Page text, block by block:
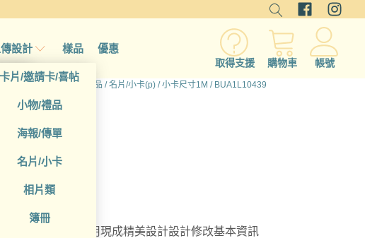
畫
傳設計
卡片/邀請卡/喜帖
小物/禮品
海報/傳單
名片/小卡
相片類
簿冊
樣品 優惠
取得支援 購物車 帳號
首頁 / 所有產品 /名片/小卡(p) /小卡尺寸1M / BUA1L10439
材質可選擇；利用現成精美設計設計修改基本資訊